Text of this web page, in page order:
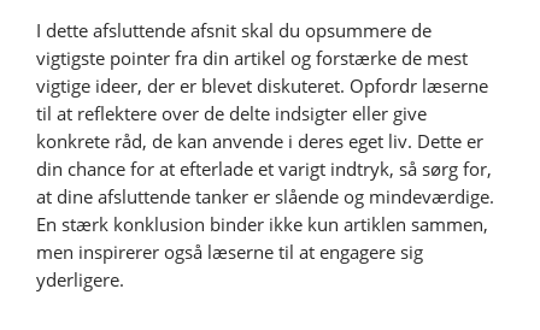
I dette afsluttende afsnit skal du opsummere de
vigtigste pointer fra din artikel og forstærke de mest
vigtige ideer, der er blevet diskuteret. Opfordr læserne
til at reflektere over de delte indsigter eller give
konkrete råd, de kan anvende i deres eget liv. Dette er
din chance for at efterlade et varigt indtryk, så sørg for,
at dine afsluttende tanker er slående og mindeværdige.
En stærk konklusion binder ikke kun artiklen sammen,
men inspirerer også læserne til at engagere sig
yderligere.